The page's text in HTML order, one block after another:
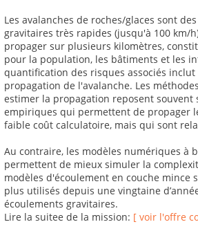
Les avalanches de roches/glaces sont
gravitaires très rapides (jusqu'à 100 km/
propager sur plusieurs kilomètres,
pour la population, les bâtiments et les
quantification des risques associés
propagation de l'avalanche. Les
estimer la propagation reposent souvent
empiriques qui permettent de propager
faible coût calculatoire, mais qui sont
Au contraire, les modèles numériques à
permettent de mieux simuler la
modèles d'écoulement en couche mince
plus utilisés depuis une vingtaine
écoulements gravitaires.
Lire la suitee de la mission: [ voir l'offre